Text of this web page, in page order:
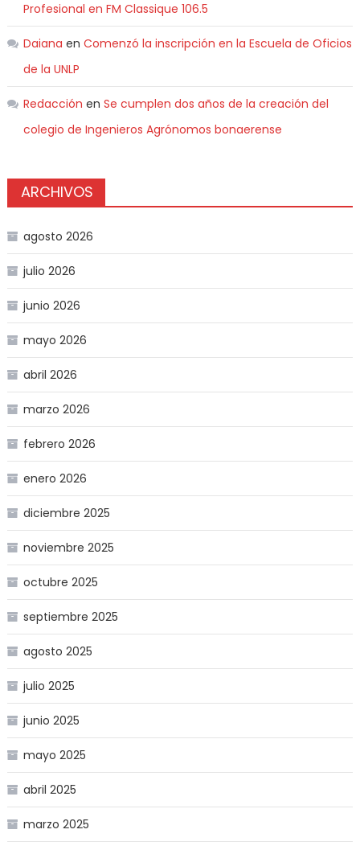
Profesional en FM Classique 106.5
Daiana en Comenzó la inscripción en la Escuela de Oficios
de la UNLP
Redacción en Se cumplen dos años de la creación del
colegio de Ingenieros Agrónomos bonaerense
ARCHIVOS
agosto 2026
julio 2026
junio 2026
mayo 2026
abril 2026
marzo 2026
febrero 2026
enero 2026
diciembre 2025
noviembre 2025
octubre 2025
septiembre 2025
agosto 2025
julio 2025
junio 2025
mayo 2025
abril 2025
marzo 2025